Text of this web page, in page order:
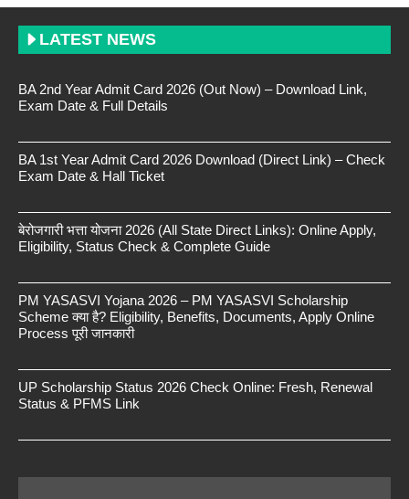
LATEST NEWS
BA 2nd Year Admit Card 2026 (Out Now) – Download Link,
Exam Date & Full Details
BA 1st Year Admit Card 2026 Download (Direct Link) – Check
Exam Date & Hall Ticket
बेरोजगारी भत्ता योजना 2026 (All State Direct Links): Online Apply,
Eligibility, Status Check & Complete Guide
PM YASASVI Yojana 2026 – PM YASASVI Scholarship
Scheme क्या है? Eligibility, Benefits, Documents, Apply Online
Process पूरी जानकारी
UP Scholarship Status 2026 Check Online: Fresh, Renewal
Status & PFMS Link